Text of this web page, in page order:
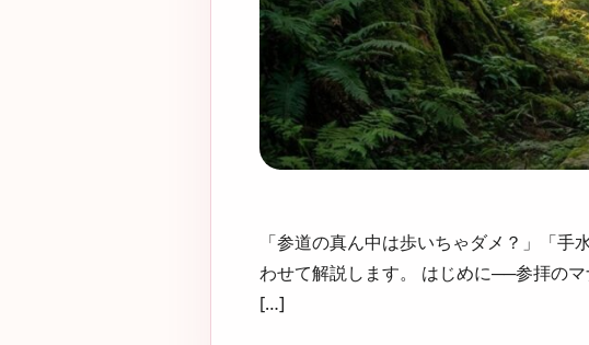
「参道の真ん中は歩いちゃダメ？」「
わせて解説します。 はじめに──参拝の
[…]